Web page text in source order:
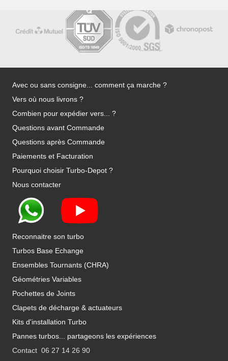
Avec ou sans consigne... comment ça marche ?
Vers où nous livrons ?
Combien pour expédier vers... ?
Questions avant Commande
Questions après Commande
Paiements et Facturation
Pourquoi choisir Turbo-Depot ?
Nous contacter
Reconnaitre son turbo
Turbos Base Echange
Ensembles Tournants (CHRA)
Géométries Variables
Pochettes de Joints
Clapets de décharge & actuateurs
Kits d'installation Turbo
Pannes turbos... partageons les expériences
Contact 06 27 14 26 90